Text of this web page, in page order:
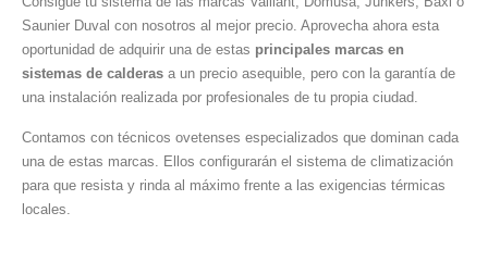
Saunier Duval con nosotros al mejor precio. Aprovecha ahora esta
oportunidad de adquirir una de estas principales marcas en
sistemas de calderas a un precio asequible, pero con la garantía de
una instalación realizada por profesionales de tu propia ciudad.
Contamos con técnicos ovetenses especializados que dominan cada
una de estas marcas. Ellos configurarán el sistema de climatización
para que resista y rinda al máximo frente a las exigencias térmicas
locales.